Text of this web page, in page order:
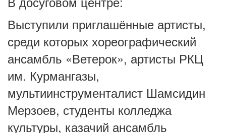
Выступили приглашённые артисты,
среди которых хореографический
ансамбль «Ветерок», артисты РКЦ
им. Курмангазы,
мультиинструменталист Шамсидин
Мерзоев, студенты колледжа
культуры, казачий ансамбль